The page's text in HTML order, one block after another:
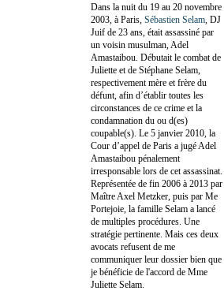
Dans la nuit du 19 au 20 novembre
2003, à Paris, Sébastien Selam , DJ
Juif de 23 ans, était assassiné par
un voisin musulman, Adel
Amastaibou. Débutait le combat de
Juliette et de Stéphane Selam,
respectivement mère et frère du
défunt, afin d’établir toutes les
circonstances de ce crime et la
condamnation du ou d(es)
coupable(s). Le 5 janvier 2010, la
Cour d’appel de Paris a jugé Adel
Amastaibou pénalement
irresponsable lors de cet assassinat.
Représentée de fin 2006 à 2013 par
Maître Axel Metzker, puis par Me
Portejoie, la famille Selam a lancé
de multiples procédures. Une
stratégie pertinente. Mais ces deux
avocats refusent de me
communiquer leur dossier bien que
je bénéficie de l'accord de Mme
Juliette Selam.